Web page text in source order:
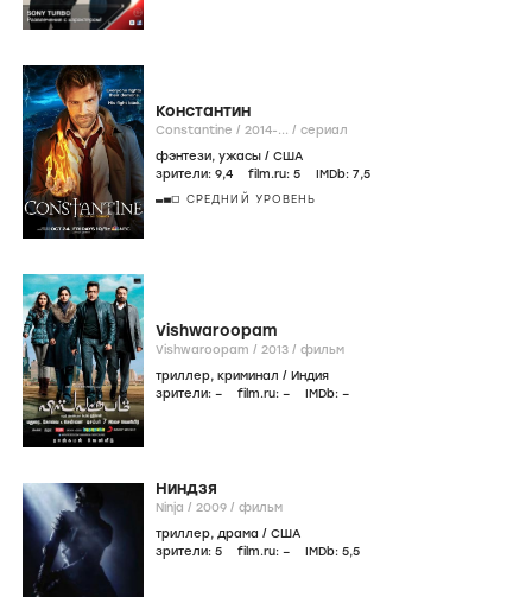
Константин
Constantine / 2014-... / сериал
фэнтези, ужасы / США
зрители: 9,4 film.ru: 5 IMDb: 7,5
СРЕДНИЙ УРОВЕНЬ
Vishwaroopam
Vishwaroopam / 2013 / фильм
триллер, криминал / Индия
зрители: – film.ru: – IMDb: –
Ниндзя
Ninja / 2009 / фильм
триллер, драма / США
зрители: 5 film.ru: – IMDb: 5,5